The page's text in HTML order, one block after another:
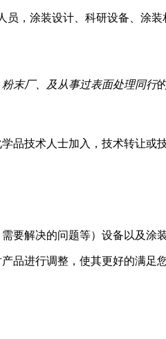
员，涂装设计、科研设备、涂
末厂、及从事过表面处理同行
品技术人士加入，技术转让
要解决的问题等）设备以及涂装
品进行调整，使其更好的满足